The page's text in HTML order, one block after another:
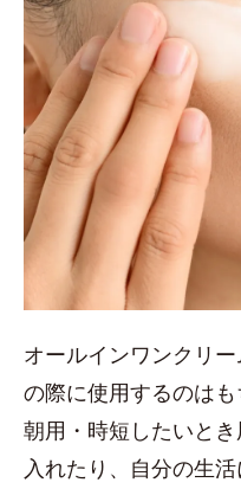
オールインワンクリ
の際に使用するのはも
朝用・時短したいと
入れたり、自分の生